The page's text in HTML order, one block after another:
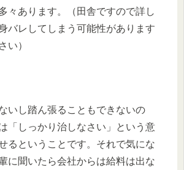
々あります。（田舎ですので詳し
バレしてしまう可能性があります
い）
いし踏ん張ることもできないの
「しっかり治しなさい」という意
るということです。それで気にな
に聞いたら会社からは給料は出な